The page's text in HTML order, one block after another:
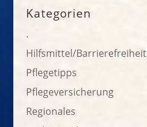
Kategorien
.
Hilfsmittel/Barrierefreiheit
Pflegetipps
Pflegeversicherung
Regionales